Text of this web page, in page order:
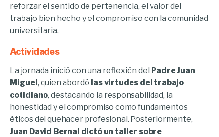
reforzar el sentido de pertenencia, el valor del
trabajo bien hecho y el compromiso con la comunidad
universitaria.
Actividades
La jornada inició con una reflexión del Padre Juan
Miguel , quien abordó las virtudes del trabajo
cotidiano, destacando la responsabilidad, la
honestidad y el compromiso como fundamentos
éticos del quehacer profesional. Posteriormente,
Juan David Bernal dictó un taller sobre